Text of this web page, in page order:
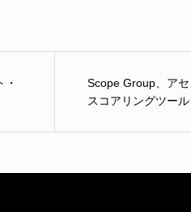
Scope Group、ア
スコアリングツー